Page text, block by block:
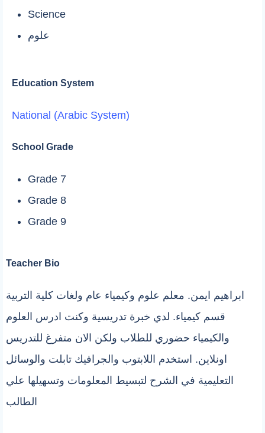
Science
علوم
Education System
National (Arabic System)
School Grade
Grade 7
Grade 8
Grade 9
Teacher Bio
ابراهيم ايمن. معلم علوم وكيمياء عام ولغات كلية التربية
قسم كيمياء. لدي خبرة تدريسية وكنت ادرس العلوم
والكيمياء حضوري للطلاب ولكن الان متفرغ للتدريس
اونلاين. استخدم اللابتوب والجرافيك تابلت والوسائل
التعليمية في الشرح لتبسيط المعلومات وتسهيلها علي
الطالب